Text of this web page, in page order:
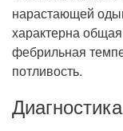
нарастающей
характерна
фебрильная
потливость.
Диагностика